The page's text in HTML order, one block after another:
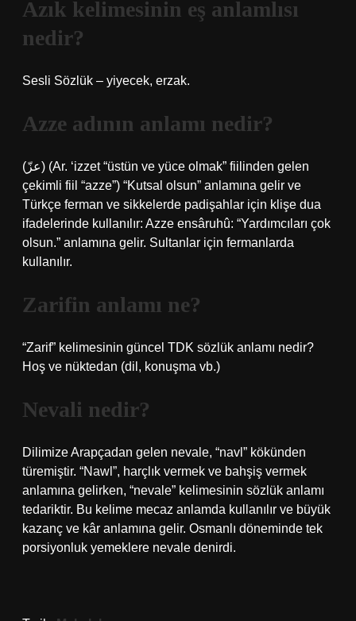
Azık kelimesinin eş anlamlısı
nedir?
Sesli Sözlük – yiyecek, erzak.
Azze adının anlamı nedir?
(ﻋﺰّ) (Ar. ‘izzet “üstün ve yüce olmak” fiilinden gelen
çekimli fiil “azze”) “Kutsal olsun” anlamına gelir ve
Türkçe ferman ve sikkelerde padişahlar için klişe dua
ifadelerinde kullanılır: Azze ensâruhû: “Yardımcıları çok
olsun.” anlamına gelir. Sultanlar için fermanlarda
kullanılır.
Zarifin anlamı ne?
“Zarif” kelimesinin güncel TDK sözlük anlamı nedir?
Hoş ve nüktedan (dil, konuşma vb.)
Nevali nedir?
Dilimize Arapçadan gelen nevale, “navl” kökünden
türemiştir. “Nawl”, harçlık vermek ve bahşiş vermek
anlamına gelirken, “nevale” kelimesinin sözlük anlamı
tedariktir. Bu kelime mecaz anlamda kullanılır ve büyük
kazanç ve kâr anlamına gelir. Osmanlı döneminde tek
porsiyonluk yemeklere nevale denirdi.